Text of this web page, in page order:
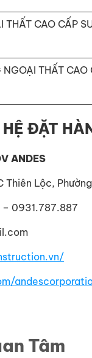
THẤT CAO CẤP
NGOẠI THẤT CAO
ĐẶT
ANDES
Lộc,
0931.787.887
Tâm